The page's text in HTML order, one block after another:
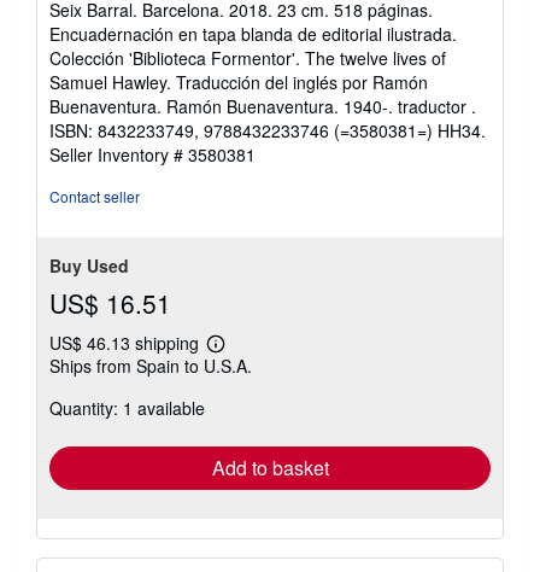
out
of
5
stars
Seix Barral. Barcelona. 2018. 23 cm. 518 páginas.
Encuadernación en tapa blanda de editorial ilustrada.
Colección 'Biblioteca Formentor'. The twelve lives of
Samuel Hawley. Traducción del inglés por Ramón
Buenaventura. Ramón Buenaventura. 1940-. traductor .
ISBN: 8432233749, 9788432233746 (=3580381=) HH34.
Seller Inventory # 3580381
Contact seller
Buy Used
US$ 16.51
US$ 46.13 shipping
Learn
more
Ships from Spain to U.S.A.
Quantity: 1 available
Add to basket